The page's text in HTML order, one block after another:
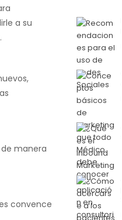
a su
manera
convence